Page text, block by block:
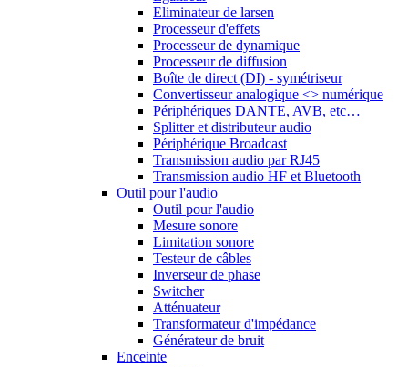
Eliminateur de larsen
Processeur d'effets
Processeur de dynamique
Processeur de diffusion
Boîte de direct (DI) - symétriseur
Convertisseur analogique <> numérique
Périphériques DANTE, AVB, etc…
Splitter et distributeur audio
Périphérique Broadcast
Transmission audio par RJ45
Transmission audio HF et Bluetooth
Outil pour l'audio
Outil pour l'audio
Mesure sonore
Limitation sonore
Testeur de câbles
Inverseur de phase
Switcher
Atténuateur
Transformateur d'impédance
Générateur de bruit
Enceinte